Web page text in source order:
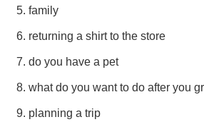
family
returning a shirt to the store
do you have a pet
what do you want to do after you
planning a trip